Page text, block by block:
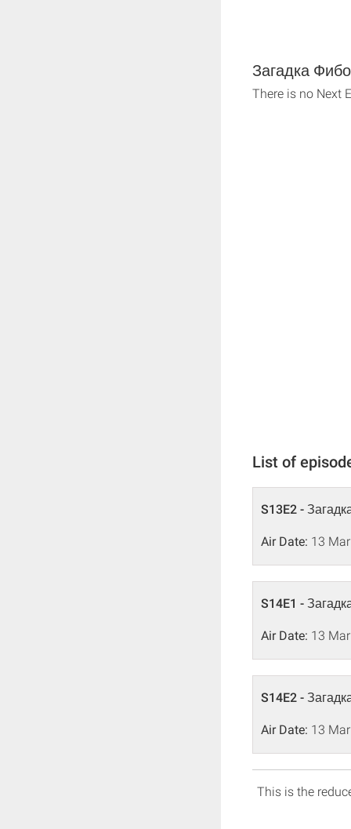
Загадка
There is no Next
List of
S13E2 -
Air Date: 13
S14E1 -
Air Date: 13
S14E2 -
Air Date: 13
This is the